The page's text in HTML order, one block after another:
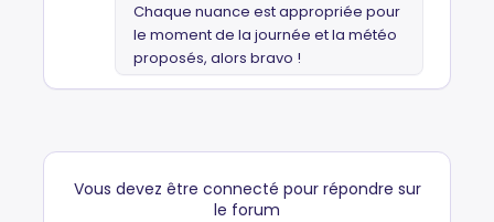
Chaque nuance est appropriée pour
le moment de la journée et la météo
proposés, alors bravo !
Vous devez être connecté pour répondre sur
le forum